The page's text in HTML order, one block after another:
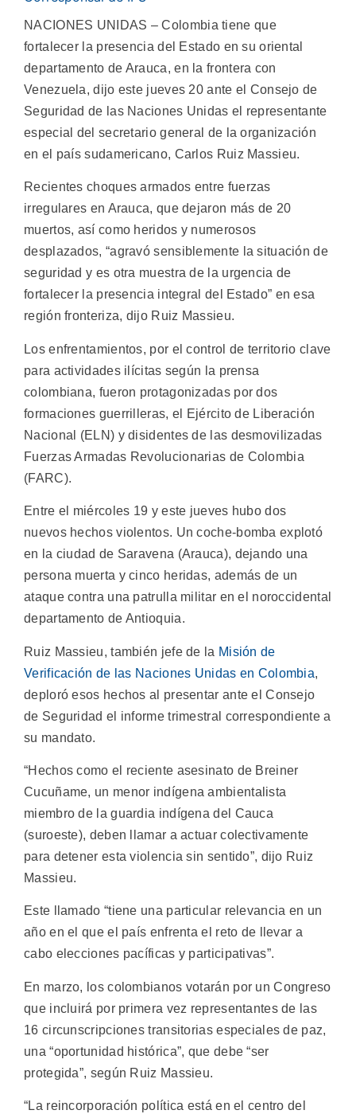
NACIONES UNIDAS – Colombia tiene que
fortalecer la presencia del Estado en su oriental
departamento de Arauca, en la frontera con
Venezuela, dijo este jueves 20 ante el Consejo de
Seguridad de las Naciones Unidas el representante
especial del secretario general de la organización
en el país sudamericano, Carlos Ruiz Massieu.
Recientes choques armados entre fuerzas
irregulares en Arauca, que dejaron más de 20
muertos, así como heridos y numerosos
desplazados, “agravó sensiblemente la situación de
seguridad y es otra muestra de la urgencia de
fortalecer la presencia integral del Estado” en esa
región fronteriza, dijo Ruiz Massieu.
Los enfrentamientos, por el control de territorio clave
para actividades ilícitas según la prensa
colombiana, fueron protagonizadas por dos
formaciones guerrilleras, el Ejército de Liberación
Nacional (ELN) y disidentes de las desmovilizadas
Fuerzas Armadas Revolucionarias de Colombia
(FARC).
Entre el miércoles 19 y este jueves hubo dos
nuevos hechos violentos. Un coche-bomba explotó
en la ciudad de Saravena (Arauca), dejando una
persona muerta y cinco heridas, además de un
ataque contra una patrulla militar en el noroccidental
departamento de Antioquia.
Ruiz Massieu, también jefe de la Misión de
Verificación de las Naciones Unidas en Colombia,
deploró esos hechos al presentar ante el Consejo
de Seguridad el informe trimestral correspondiente a
su mandato.
“Hechos como el reciente asesinato de Breiner
Cucuñame, un menor indígena ambientalista
miembro de la guardia indígena del Cauca
(suroeste), deben llamar a actuar colectivamente
para detener esta violencia sin sentido”, dijo Ruiz
Massieu.
Este llamado “tiene una particular relevancia en un
año en el que el país enfrenta el reto de llevar a
cabo elecciones pacíficas y participativas”.
En marzo, los colombianos votarán por un Congreso
que incluirá por primera vez representantes de las
16 circunscripciones transitorias especiales de paz,
una “oportunidad histórica”, que debe “ser
protegida”, según Ruiz Massieu.
“La reincorporación política está en el centro del